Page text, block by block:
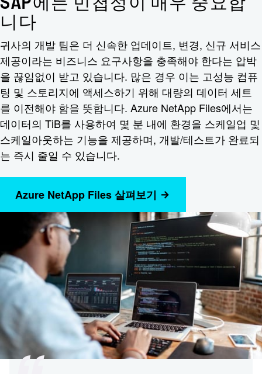
니다
귀사의 개발 팀은 더 신속한 업데이트, 변경, 신규 서비스
제공이라는 비즈니스 요구사항을 충족해야 한다는 압박
을 끊임없이 받고 있습니다. 많은 경우 이는 고성능 컴퓨
팅 및 스토리지에 액세스하기 위해 대량의 데이터 세트
를 이전해야 함을 뜻합니다. Azure NetApp Files에서는
데이터의 TiB를 사용하여 몇 분 내에 환경을 스케일업 및
스케일아웃하는 기능을 제공하며, 개발/테스트가 완료되
는 즉시 줄일 수 있습니다.
Azure NetApp Files 살펴보기